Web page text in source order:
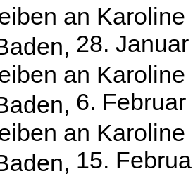
an Karoline
28.
an Karoline
6. Februar
an Karoline
15.